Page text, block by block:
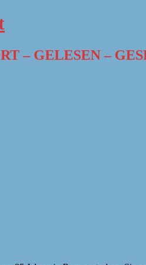
– GELESEN –